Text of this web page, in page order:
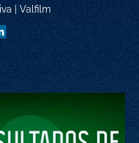
| Valfilm